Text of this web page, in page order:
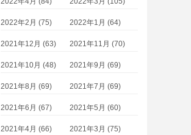
2022年2月 (75) 2022年1月 (64)
2021年12月 (63) 2021年11月 (70)
2021年10月 (48) 2021年9月 (69)
2021年8月 (69) 2021年7月 (69)
2021年6月 (67) 2021年5月 (60)
2021年4月 (66) 2021年3月 (75)